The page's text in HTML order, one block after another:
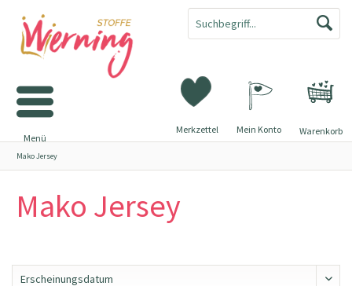
Warenkorb
Merkzettel Mein Konto
Menü
Mako Jersey
Mako Jersey